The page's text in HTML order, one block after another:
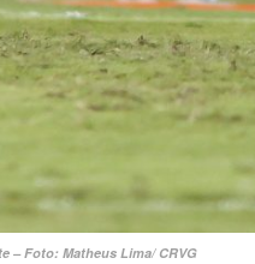
– Foto: Matheus Lima/ CRVG